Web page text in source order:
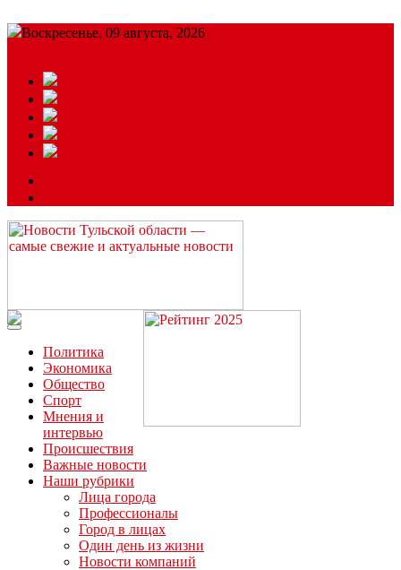
Воскресенье, 09 августа, 2026
Читайте последние новости дня в Тульской области на сайте
“ЗаНовомосковск”
Политика
Экономика
Общество
Спорт
Мнения и
интервью
Происшествия
Важные новости
Наши рубрики
Лица города
Профессионалы
Город в лицах
Один день из жизни
Новости компаний